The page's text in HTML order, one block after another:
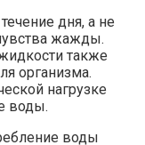
дня, а не
жажды.
также
организма.
нагрузке
воды.
воды